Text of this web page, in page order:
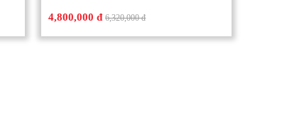
4,800,000 đ 6,320,000 đ